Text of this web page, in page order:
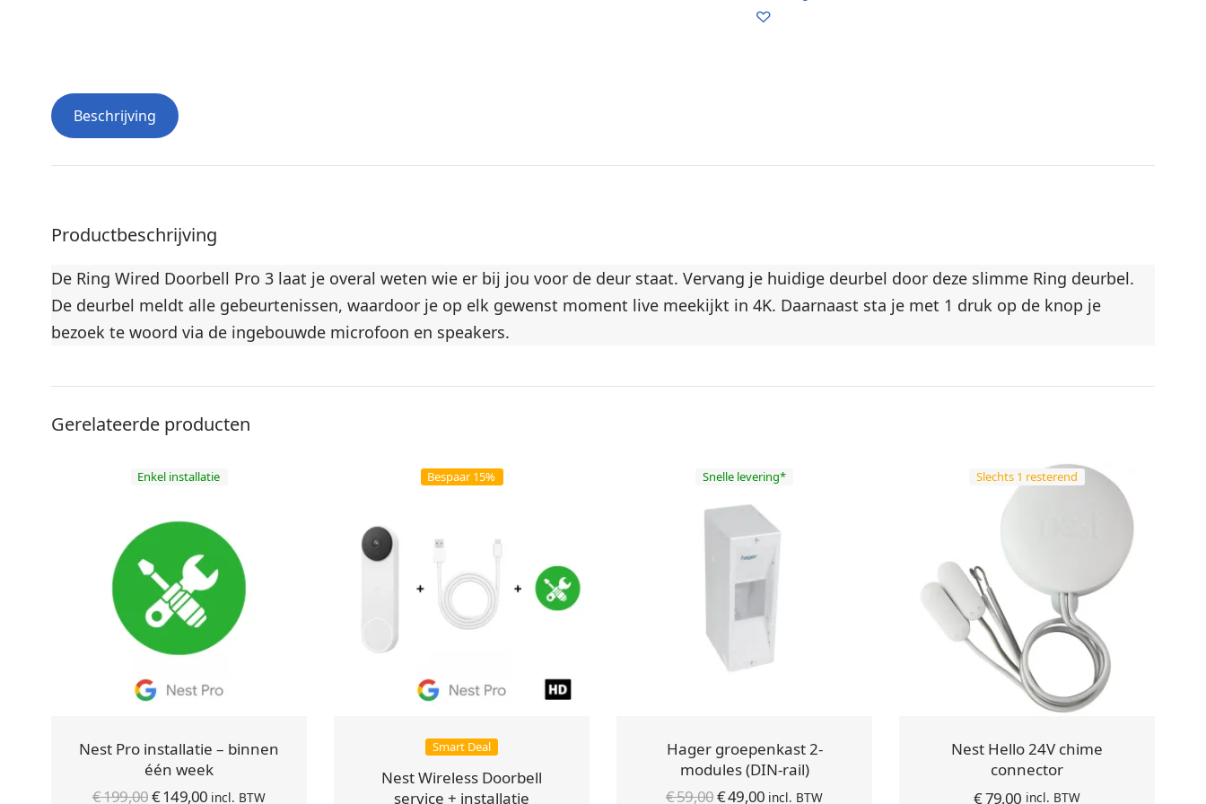
t
n
w
l
n
3
Beschrijving
Productbeschrijving
De Ring Wired Doorbell Pro 3 laat je overal weten wie er bij jou voor de deur staat. Vervang je huidige deurbel door deze slimme Ring deurbel.
De deurbel meldt alle gebeurtenissen, waardoor je op elk gewenst moment live meekijkt in 4K. Daarnaast sta je met 1 druk op de knop je
bezoek te woord via de ingebouwde microfoon en speakers.
Gerelateerde producten
Enkel installatie
Nest Pro installatie – binnen
één week
€199,00Oorspronkelijke
€149,00 Huidige
incl. BTW
Bespaar 15%
Smart Deal
Nest Wireless Doorbell
service + installatie
Snelle levering*
Hager groepenkast 2-
modules (DIN-rail)
€59,00Oorspronkelijke
€49,00 Huidige
incl. BTW
Slechts 1 resterend
Nest Hello 24V chime
connector
€79,00 incl. BTW